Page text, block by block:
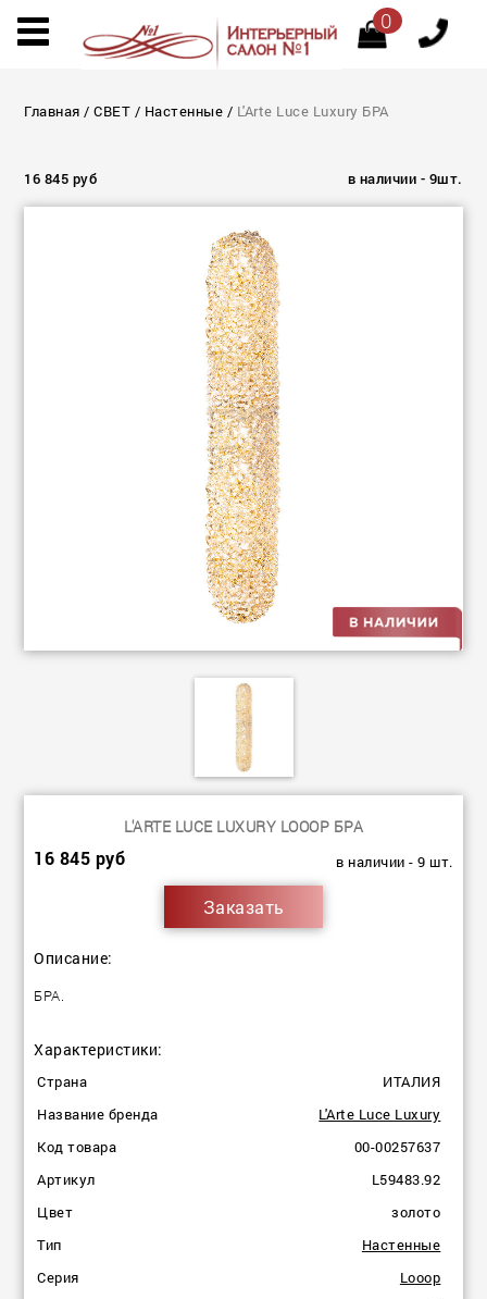
0
Главная /СВЕТ / Настенные / L'Arte Luce Luxury БРА
16 845 руб в наличии - 9шт.
L'ARTE LUCE LUXURY LOOOP БРА
16 845 руб в наличии - 9 шт.
Заказать
Описание:
БРА.
Характеристики:
Страна
ИТАЛИЯ
Название бренда
L'Arte Luce Luxury
Код товара
00-00257637
Артикул
L59483.92
Цвет
золото
Тип
Настенные
Серия
Looop